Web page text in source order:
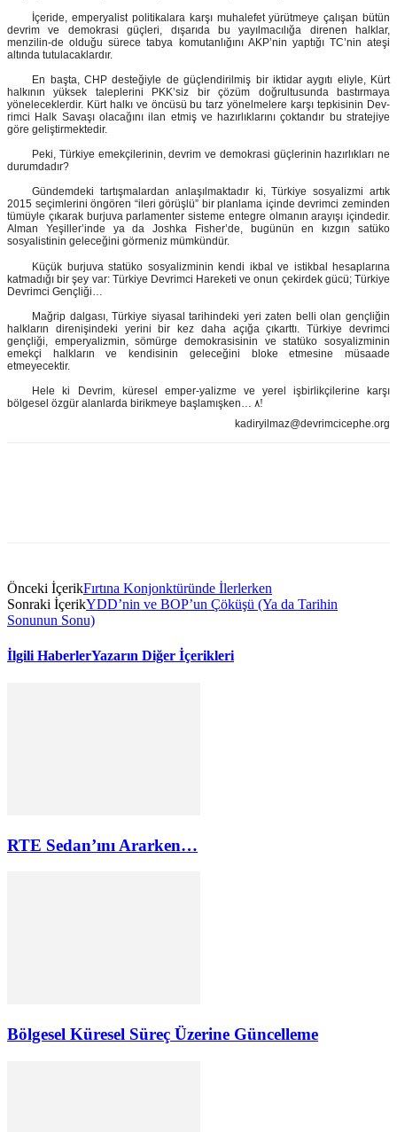
İçeride, emperyalist politikalara karşı muhalefet yürütmeye çalışan bütün
devrim ve demokrasi güçleri, dışarıda bu yayılmacılığa direnen halklar,
menzilin-de olduğu sürece tabya komutanlığını AKP’nin yaptığı TC’nin ateşi
altında tutulacaklardır.
En başta, CHP desteğiyle de güçlendirilmiş bir iktidar aygıtı eliyle, Kürt
halkının yüksek taleplerini PKK’siz bir çözüm doğrultusunda bastırmaya
yöneleceklerdir. Kürt halkı ve öncüsü bu tarz yönelmelere karşı tepkisinin Dev-
rimci Halk Savaşı olacağını ilan etmiş ve hazırlıklarını çoktandır bu stratejiye
göre geliştirmektedir.
Peki, Türkiye emekçilerinin, devrim ve demokrasi güçlerinin hazırlıkları ne
durumdadır?
Gündemdeki tartışmalardan anlaşılmaktadır ki, Türkiye sosyalizmi artık
2015 seçimlerini öngören “ileri görüşlü” bir planlama içinde devrimci zeminden
tümüyle çıkarak burjuva parlamenter sisteme entegre olmanın arayışı içindedir.
Alman Yeşiller’inde ya da Joshka Fisher’de, bugünün en kızgın satüko
sosyalistinin geleceğini görmeniz mümkündür.
Küçük burjuva statüko sosyalizminin kendi ikbal ve istikbal hesaplarına
katmadığı bir şey var: Türkiye Devrimci Hareketi ve onun çekirdek gücü; Türkiye
Devrimci Gençliği…
Mağrip dalgası, Türkiye siyasal tarihindeki yeri zaten belli olan gençliğin
halkların direnişindeki yerini bir kez daha açığa çıkarttı. Türkiye devrimci
gençliği, emperyalizmin, sömürge demokrasisinin ve statüko sosyalizminin
emekçi halkların ve kendisinin geleceğini bloke etmesine müsaade
etmeyecektir.
Hele ki Devrim, küresel emper-yalizme ve yerel işbirlikçilerine karşı
bölgesel özgür alanlarda birikmeye başlamışken…
kadiryilmaz@devrimcicephe.org
Önceki İçerikFırtına Konjonktüründe İlerlerken
Sonraki İçerikYDD’nin ve BOP’un Çöküşü (Ya da Tarihin
Sonunun Sonu)
İlgili HaberlerYazarın Diğer İçerikleri
RTE Sedan’ını Ararken…
Bölgesel Küresel Süreç Üzerine Güncelleme